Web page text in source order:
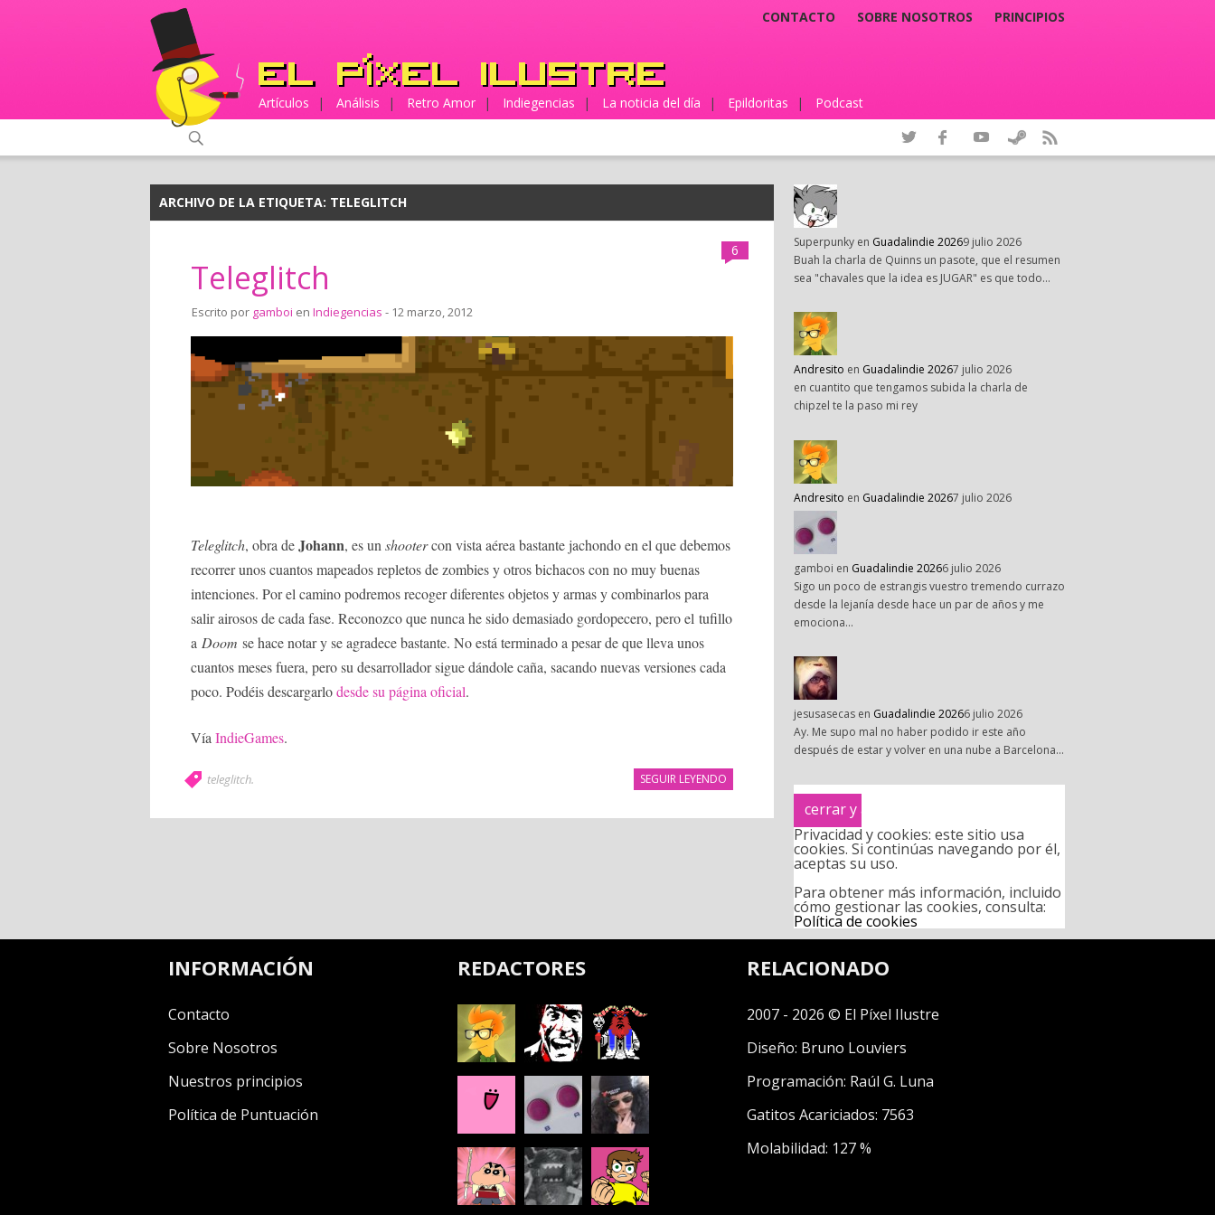
CONTACTO SOBRE NOSOTROS PRINCIPIOS
Artículos | Análisis | Retro Amor | Indiegencias | La noticia del día | Epildoritas | Podcast
ARCHIVO DE LA ETIQUETA: TELEGLITCH
6
Teleglitch
Escrito por gamboi en Indiegencias - 12 marzo, 2012
Teleglitch, obra deJohann, es un shootercon vista aérea bastante jachondo en el que debemos
recorrer unos cuantos mapeados repletos de zombies y otros bichacos con no muy buenas
intenciones. Por el camino podremos recoger diferentes objetos y armas y combinarlos para
salir airosos de cada fase. Reconozco que nunca he sido demasiado gordopecero, pero el tufillo
a Doom se hace notar y se agradece bastante. No está terminado a pesar de que lleva unos
cuantos meses fuera, pero su desarrollador sigue dándole caña, sacando nuevas versiones cada
poco. Podéis descargarlodesde su página oficial.
Vía IndieGames.
SEGUIR LEYENDO
teleglitch.
Superpunky en Guadalindie 20269 julio 2026
Buah la charla de Quinns un pasote, que el resumen
sea "chavales que la idea es JUGAR" es que todo…
Andresito en Guadalindie 20267 julio 2026
en cuantito que tengamos subida la charla de
chipzel te la paso mi rey
Andresito en Guadalindie 20267 julio 2026
gamboi en Guadalindie 20266 julio 2026
Sigo un poco de estrangis vuestro tremendo currazo
desde la lejanía desde hace un par de años y me
emociona…
jesusasecas en Guadalindie 20266 julio 2026
Ay. Me supo mal no haber podido ir este año
después de estar y volver en una nube a Barcelona…
Privacidad y cookies: este sitio usa
cookies. Si continúas navegando por él,
aceptas su uso.
Para obtener más información, incluido
cómo gestionar las cookies, consulta:
Política de cookies
INFORMACIÓN
Contacto
Sobre Nosotros
Nuestros principios
Política de Puntuación
REDACTORES RELACIONADO
2007 - 2026 © El Píxel Ilustre
Diseño: Bruno Louviers
Programación: Raúl G. Luna
Gatitos Acariciados: 7563
Molabilidad: 127 %